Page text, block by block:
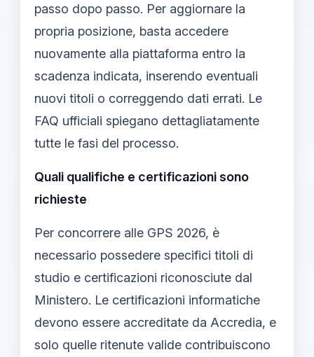
passo dopo passo. Per aggiornare la
propria posizione, basta accedere
nuovamente alla piattaforma entro la
scadenza indicata, inserendo eventuali
nuovi titoli o correggendo dati errati. Le
FAQ ufficiali spiegano dettagliatamente
tutte le fasi del processo.
Quali qualifiche e certificazioni sono
richieste
Per concorrere alle GPS 2026, è
necessario possedere specifici titoli di
studio e certificazioni riconosciute dal
Ministero. Le certificazioni informatiche
devono essere accreditate da Accredia, e
solo quelle ritenute valide contribuiscono